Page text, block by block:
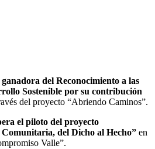
ganadora del Reconocimiento a las
Sostenible por su contribución
del proyecto “Abriendo Caminos”.
el piloto del proyecto
del Dicho al Hecho”en
Valle”.